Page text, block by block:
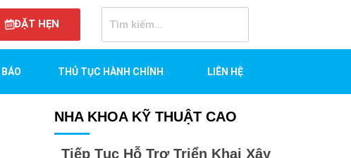
ĐẶT HẸN
THỦ TỤC HÀNH CHÍNH LIÊN HỆ
NHA KHOA KỸ THUẬT CAO
Tiếp Tục Hỗ Trợ Triển Khai Xây